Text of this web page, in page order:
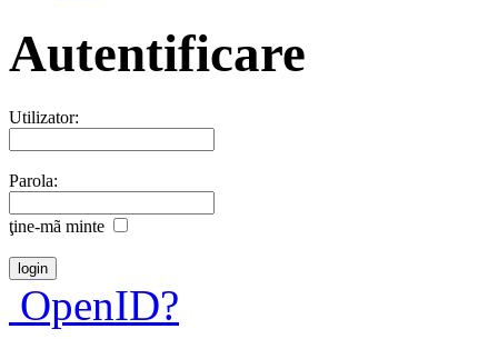
Autentificare
Utilizator:
Parola:
ţine-mã minte
OpenID?